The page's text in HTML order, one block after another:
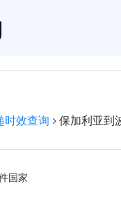
时效查询 保加利亚到
国家